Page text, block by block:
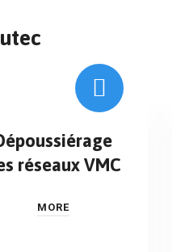
réseaux VMC
MORE